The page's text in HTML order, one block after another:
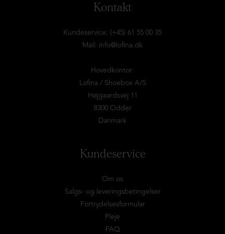
Kontakt
Kundeservice: (+45) 61 55 00 35
Mail: info@lofina.dk
Hovedkontor:
Lofina / Shoebox A/S
Højgaardsvej 11
8300 Odder
Danmark
Kundeservice
Om os
Salgs- og leveringsbetingelser
Fortrydelsesformular
Pleje
FAQ